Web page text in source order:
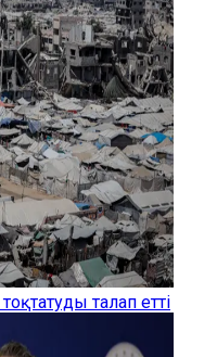
талап етті